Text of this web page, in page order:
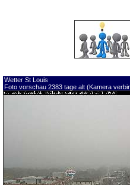
Wetter St Louis
Foto vorschau 2383 tage alt (Kamera